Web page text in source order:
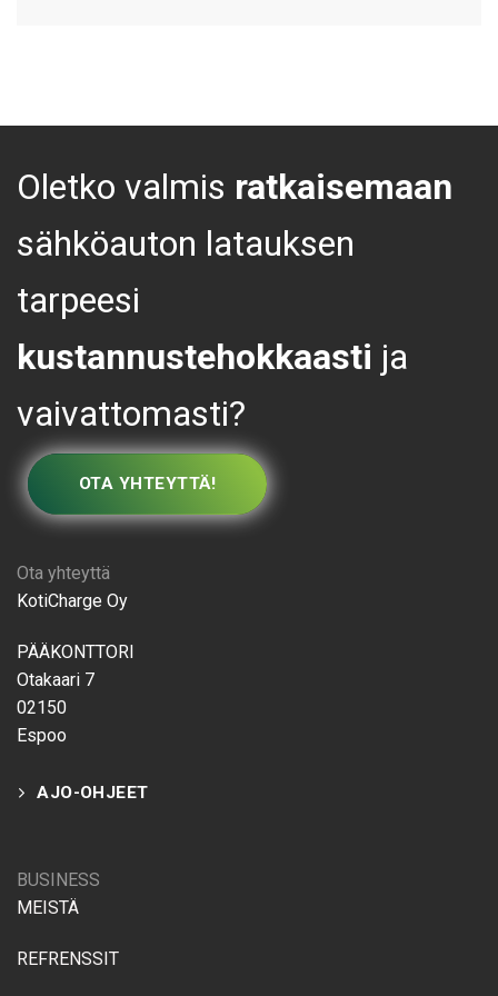
Oletko valmis ratkaisemaan
sähköauton latauksen
tarpeesi
kustannustehokkaasti ja
vaivattomasti?
OTA YHTEYTTÄ!
Ota yhteyttä
KotiCharge Oy
PÄÄKONTTORI
Otakaari 7
02150
Espoo
AJO-OHJEET
BUSINESS
MEISTÄ
REFRENSSIT